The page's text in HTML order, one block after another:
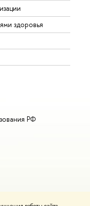
здоровья
РФ